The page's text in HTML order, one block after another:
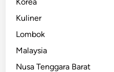
Kuliner
Lombok
Malaysia
Nusa Tenggara Barat